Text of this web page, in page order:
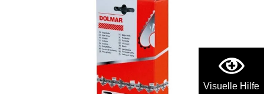
Visuelle Hilfe